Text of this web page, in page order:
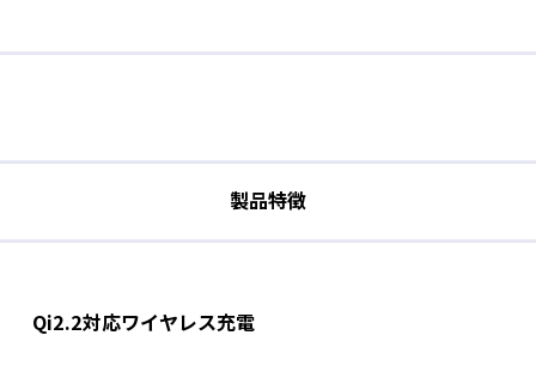
製品特徴
Qi2.2対応ワイヤレス充電